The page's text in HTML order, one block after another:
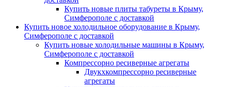
Купить новые плиты табуреты в Крыму,
Симферополе с доставкой
Купить новое холодильное оборудование в Крыму,
Симферополе с доставкой
Купить новые холодильные машины в Крыму,
Симферополе с доставкой
Компрессорно ресиверные агрегаты
Двукхкомпрессорно ресиверные
агрегаты